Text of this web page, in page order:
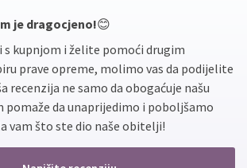
je dragocjeno!😊
s kupnjom i želite pomoći drugim
prave opreme, molimo vas da podijelite
recenzija ne samo da obogaćuje našu
pomaže da unaprijedimo i poboljšamo
vam što ste dio naše obitelji!